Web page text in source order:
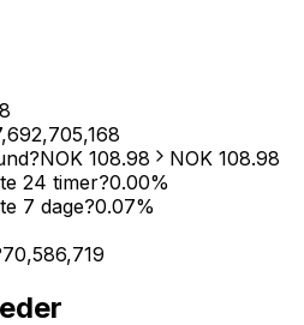
NOK 108.98 NOK 108.98
24 timer?0.00%
7 dage?0.07%
70,586,719